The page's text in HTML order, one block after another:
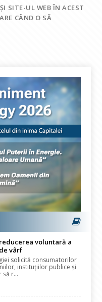
SITE-UL WEB ÎN ACEST
CÂND O SĂ
voluntară a
vârf
solicită consumatorilor
instituțiilor publice și
r...